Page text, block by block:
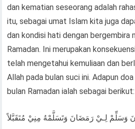
dan kematian seseorang adalah
itu, sebagai umat Islam kita juga
dan kondisi hati dengan bergembira
Ramadan. Ini merupakan
telah mengetahui kemuliaan dan
Allah pada bulan suci ini. Adapun
bulan Ramadan ialah sebagai berikut:
وَسَلِّمْ لِـيْ رَمَضَانَ وَتَسَلَّمْهُ مِنِيْ مُتَقَبَّلاً